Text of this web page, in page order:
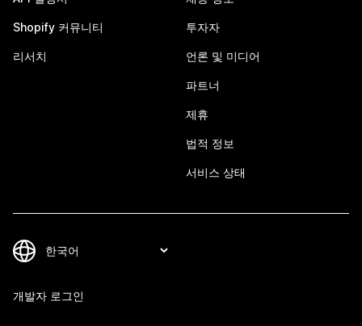
Shopify 커뮤니티
리서치
투자자
언론 및 미디어
파트너
제휴
법적 정보
서비스 상태
개발자 로그인